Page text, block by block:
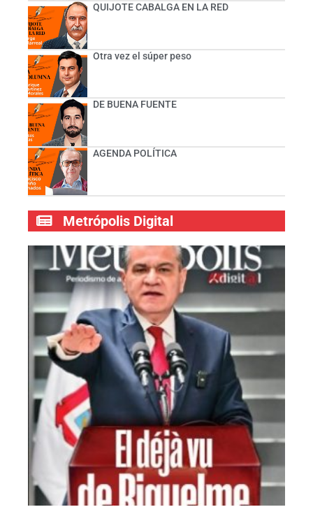
QUIJOTE CABALGA EN LA RED
Otra vez el súper peso
DE BUENA FUENTE
AGENDA POLÍTICA
Metrópolis Digital